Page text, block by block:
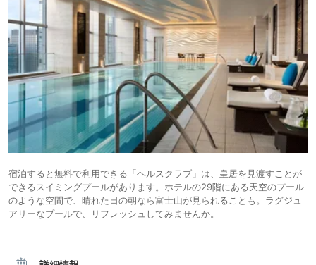
宿泊すると無料で利用できる「ヘルスクラブ」は、皇居を見渡すことが
できるスイミングプールがあります。ホテルの29階にある天空のプール
のような空間で、晴れた日の朝なら富士山が見られることも。ラグジュ
アリーなプールで、リフレッシュしてみませんか。